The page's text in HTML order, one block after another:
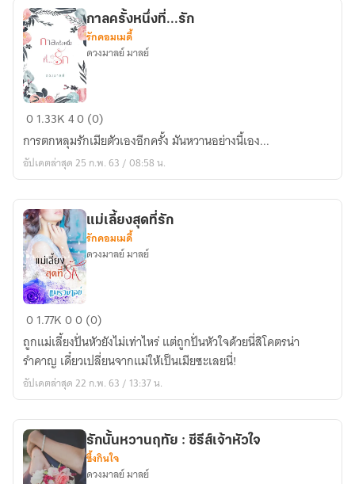
กาล
หนึ่ง
ที่...รัก
กาลครั้งหนึ่งที่...รัก
รักคอมเมดี้
ดวงมาลย์ มาลย์
01.33K40 (0)
การตกหลุมรักเมียตัวเองอีกครั้ง มันหวานอย่างนี้เอง...
อัปเดตล่าสุด 25 ก.พ. 63 / 08:58 น.
แม่
สุด
ที่รัก
แม่เลี้ยงสุดที่รัก
รักคอมเมดี้
ดวงมาลย์ มาลย์
01.77K00 (0)
ถูกแม่เลี้ยงปั่นหัวยังไม่เท่าไหร่ แต่ถูกปั่นหัวใจด้วยนี่สิโคตรน่า
รำคาญ เดี๋ยวเปลี่ยนจากแม่ให้เป็นเมียซะเลยนี่!
อัปเดตล่าสุด 22 ก.พ. 63 / 13:37 น.
รักนั้นหวานฤทัย : ซีรีส์เจ้าหัวใจ
ซึ้งกินใจ
ดวงมาลย์ มาลย์